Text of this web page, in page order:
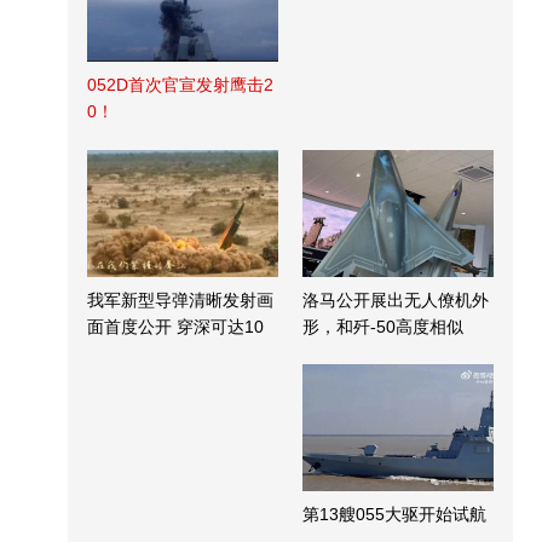
052D首次官宣发射鹰击2
0！
我军新型导弹清晰发射画
面首度公开 穿深可达10
洛马公开展出无人僚机外
形，和歼-50高度相似
第13艘055大驱开始试航